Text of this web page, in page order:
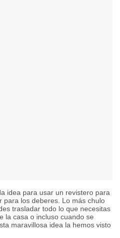
idea para usar un revistero para
para los deberes. Lo más chulo
trasladar todo lo que necesitas
la casa o incluso cuando se
maravillosa idea la hemos visto